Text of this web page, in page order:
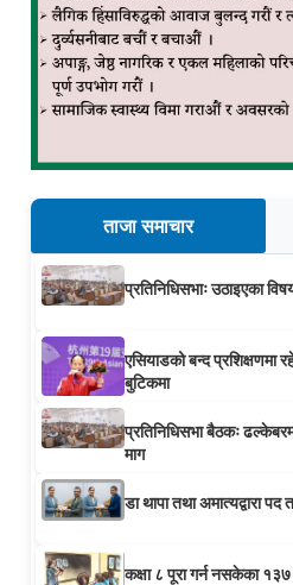
ताजा समाचार
प्रतिनिधिसभाः उठाइएका
एसियाडको बन्द प्रशिक्षणमा
बुटिकमा
प्रतिनिधिसभा बैठकः
माग
डा थापा तथा अमात्यद्वारा
कक्षा ८ पूरा गर्न नसकेका १३७